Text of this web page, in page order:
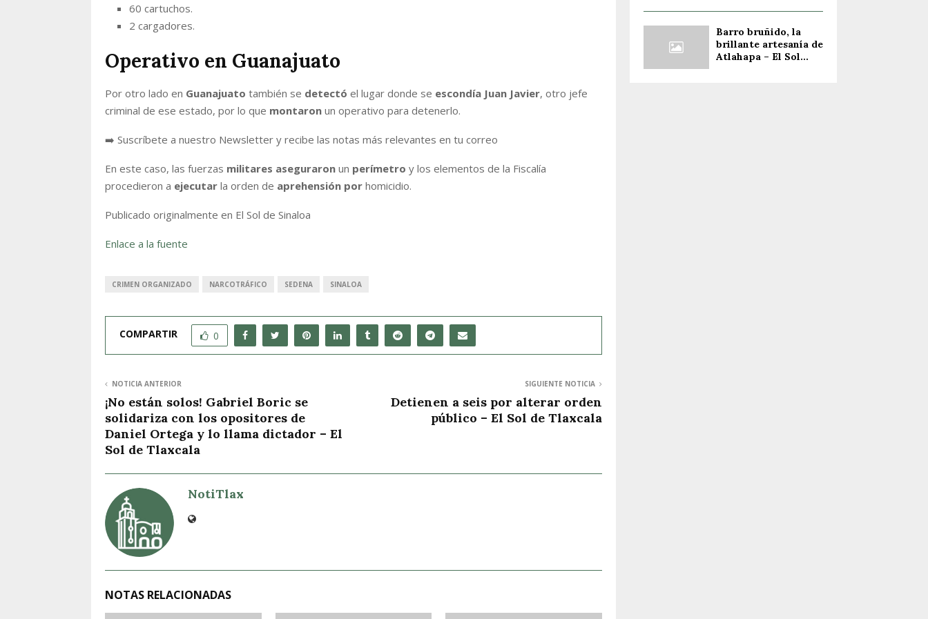
60 cartuchos.
2 cargadores.
Operativo en Guanajuato
Por otro lado en Guanajuato también se detectó el lugar donde se escondía Juan Javier, otro jefe
criminal de ese estado, por lo que montaron un operativo para detenerlo.
➡️ Suscríbete a nuestro Newsletter y recibe las notas más relevantes en tu correo
En este caso, las fuerzas militares aseguraron un perímetro y los elementos de la Fiscalía
procedieron a ejecutar la orden de aprehensión por homicidio.
Publicado originalmente en El Sol de Sinaloa
Enlace a la fuente
CRIMEN ORGANIZADO NARCOTRÁFICO SEDENA SINALOA
COMPARTIR 0
NOTICIA ANTERIOR
¡No están solos! Gabriel Boric se
solidariza con los opositores de
Daniel Ortega y lo llama dictador – El
Sol de Tlaxcala
SIGUIENTE NOTICIA
Detienen a seis por alterar orden
público – El Sol de Tlaxcala
NotiTlax
NOTAS RELACIONADAS
Barro bruñido, la
brillante artesanía de
Atlahapa – El Sol...